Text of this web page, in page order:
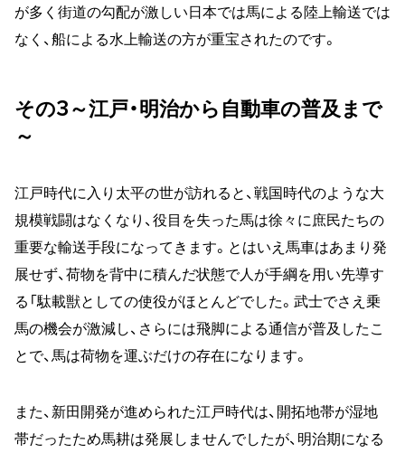
が多く街道の勾配が激しい日本では馬による陸上輸送では
なく、船による水上輸送の方が重宝されたのです。
その3～江戸・明治から自動車の普及まで
～
江戸時代に入り太平の世が訪れると、戦国時代のような大
規模戦闘はなくなり、役目を失った馬は徐々に庶民たちの
重要な輸送手段になってきます。とはいえ馬車はあまり発
展せず、荷物を背中に積んだ状態で人が手綱を用い先導す
る「駄載獣としての使役がほとんどでした。武士でさえ乗
馬の機会が激減し、さらには飛脚による通信が普及したこ
とで、馬は荷物を運ぶだけの存在になります。
また、新田開発が進められた江戸時代は、開拓地帯が湿地
帯だったため馬耕は発展しませんでしたが、明治期になる